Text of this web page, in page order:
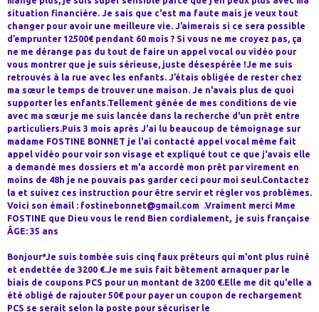
situation financière. Je sais que c'est ma faute mais je veux tout
changer pour avoir une meilleure vie. J’aimerais si ce sera possible
d’emprunter 12500€ pendant 60 mois ? Si vous ne me croyez pas, ça
ne me dérange pas du tout de faire un appel vocal ou vidéo pour
vous montrer que je suis sérieuse, juste désespérée !Je me suis
retrouvés à la rue avec les enfants. J’étais obligée de rester chez
ma sœur le temps de trouver une maison. Je n'avais plus de quoi
supporter les enfants.Tellement gênée de mes conditions de vie
avec ma sœur je me suis lancée dans la recherche d'un prêt entre
particuliers.Puis 3 mois après J'ai lu beaucoup de témoignage sur
madame FOSTINE BONNET je l'ai contacté appel vocal même fait
appel vidéo pour voir son visage et expliqué tout ce que j'avais elle
a demandé mes dossiers et m'a accordé mon prêt par virement en
moins de 48h je ne pouvais pas garder ceci pour moi seul.Contactez
la et suivez ces instruction pour être servir et régler vos problèmes.
Voici son émail : fostinebonnet@gmail.com .Vraiment merci Mme
FOSTINE que Dieu vous le rend Bien cordialement, je suis française
ÂGE: 35 ans
Bonjour*Je suis tombée suis cinq faux prêteurs qui m'ont plus ruiné
et endettée de 3200 €.Je me suis fait bêtement arnaquer par le
biais de coupons PCS pour un montant de 3200 €.Elle me dit qu'elle a
été obligé de rajouter 50€ pour payer un coupon de rechargement
PCS se serait selon la poste pour sécuriser le